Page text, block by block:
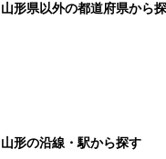
山形県以外の都道府県から
山形の沿線・駅から探す